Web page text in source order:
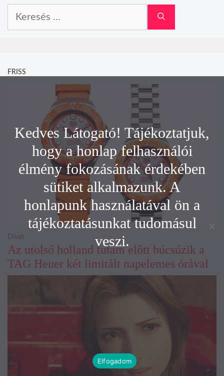
FRISS
Az utolsó holland futam előtt búcsúzik a
TAG Heuer két limitált napelemes órával
Divat
Kedves Látogató! Tájékoztatjuk,
hogy a honlap felhasználói
élmény fokozásának érdekében
sütiket alkalmazunk. A
honlapunk használatával ön a
tájékoztatásunkat tudomásul
veszi.
Elfogadom